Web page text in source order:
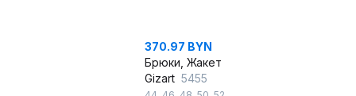
370.97 BYN
Брюки, Жакет
Gizart 5455